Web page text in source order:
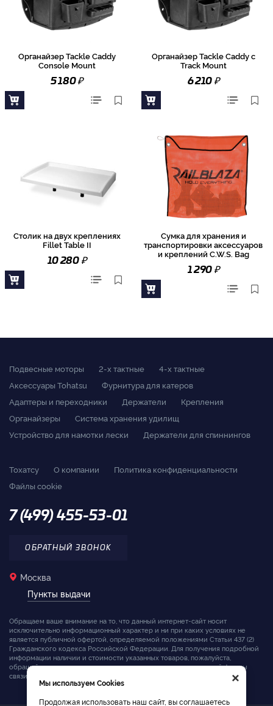
Органайзер Tackle Caddy
Console Mount
5 180₽
Органайзер Tackle Caddy c
Track Mount
6 210₽
Столик на двух креплениях
Fillet Table II
10 280₽
Сумка для хранения и
транспортировки аксессуаров
и креплений C.W.S. Bag
1 290₽
Подвесные моторы 2-x тактные
4-x тактные
Аксессуары Tohatsu
Фурнитура для катеров
Адаптеры и переходники
Держатели
Крепления
Органайзеры
Система хранения удилищ
Устройство для намотки лески
Держатели для спиннингов
Тохатсу О компании
Политика конфиденциальности
Файлы cookie
7 (499) 455-53-01
ОБРАТНЫЙ ЗВОНОК
Москва
Пункты выдачи
Обращаем ваше внимание на то, что данный интернет-сайт носит
исключительно информационный характер и ни при каких условиях не
является публичной офертой, определяемой положениями Статьи 437 (2)
Гражданского кодекса Российской Федерации. Для получения подробной
информации наличии и стоимости указанных товаров, пожалуйста,
обращайтесь к менеджерам компании с помощью специальной формы
связи на сайте или по телефону.
×
Мы используем Cookies
Продолжая использовать наш сайт, вы соглашаетесь